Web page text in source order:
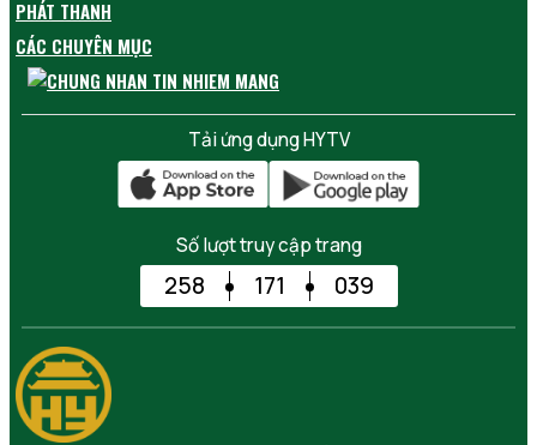
PHÁT THANH
CÁC CHUYÊN MỤC
Tải ứng dụng HYTV
Số lượt truy cập trang
258 171 039